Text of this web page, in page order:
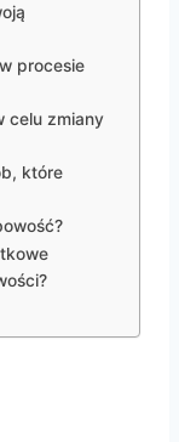
procesie
celu zmiany
które